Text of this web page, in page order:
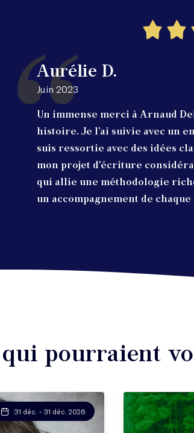
Aurélie D.
Juin 2023
Un immense merci à Arnaud
histoire. Je l’ai suivie avec un
suis ressortie avec des idées
mon projet d'écriture
qui allie une méthodologie
un accompagnement de
qui pourraient
31 déc. - 31 déc. 2026